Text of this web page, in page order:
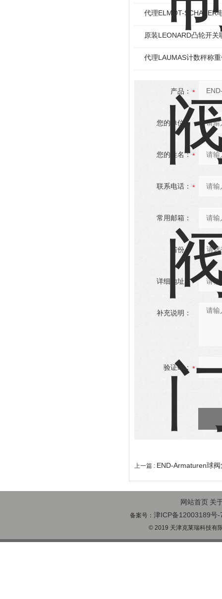
代理ELMOT-SCHAFER
原装LEONARD凸轮开关
代理LAUMAS计数秤称
产品：
您的单位：
您的姓名：
联系电话：
常用邮箱：
省份：
详细地址：
补充说明：
验证码：
上一篇 : END-Armaturen球
网站首页 关
备案号：津ICP备12003189号-
© 2019 天津克莱瑞科技有